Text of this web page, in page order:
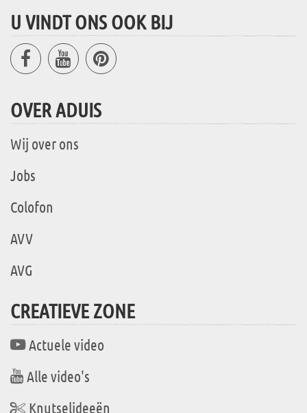
U VINDT ONS OOK BIJ
OVER ADUIS
Wij over ons
Jobs
Colofon
AVV
AVG
CREATIEVE ZONE
Actuele video
Alle video's
Knutselideeën